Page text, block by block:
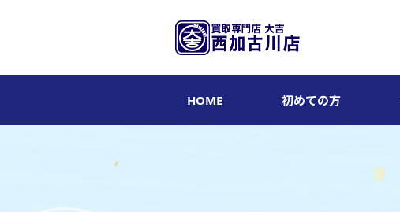
HOME 初めての方